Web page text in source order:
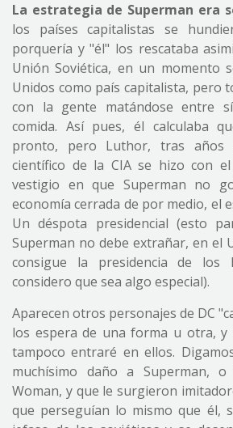
La estrategia de Superman era
los países capitalistas se
porquería y "él" los rescataba
Unión Soviética, en un momento
Unidos como país capitalista, pero
con la gente matándose entre
comida. Así pues, él calculaba
pronto, pero Luthor, tras años
científico de la CIA se hizo con
vestigio en que Superman no
economía cerrada de por medio, el
Un déspota presidencial (esto
Superman no debe extrañar, en el
consigue la presidencia de los
considero que sea algo especial).
Aparecen otros personajes de DC
los espera de una forma u otra, y
tampoco entraré en ellos.
muchísimo daño a Superman,
Woman, y que le surgieron
que perseguían lo mismo que él,